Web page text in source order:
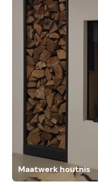
Maatwerk houtnis